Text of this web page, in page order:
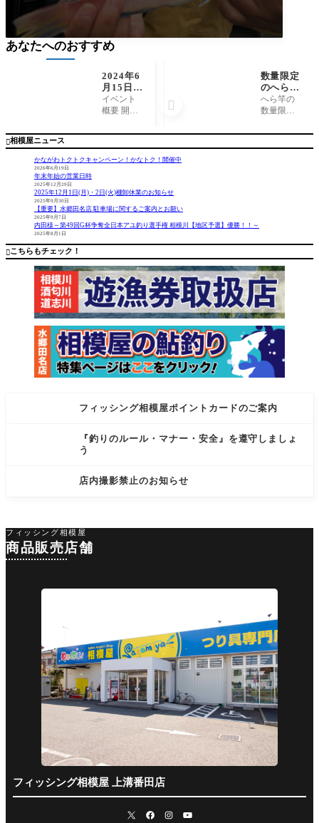
相模屋ニュース
かながわトクトクキャンペーン！かなトク！開催中
2026年6月19日
年末年始の営業日時
2025年12月29日
2025年12月1日(月)・2日(火)棚卸休業のお知らせ
2025年9月30日
【重要】水郷田名店 駐車場に関するご案内とお願い
2025年9月7日
内田様～第49回G杯争奪全日本アユ釣り選手権 相模川【地区予選】優勝！！～
2025年8月1日
こちらもチェック！
フィッシング相模屋ポイントカードのご案内
『釣りのルール・マナー・安全』を遵守しましょ
う
店内撮影禁止のお知らせ
あなたへのおすすめ
2024年6
月15日
（土）16
日（日）
ーイベン
イベント
概要 開催
年6月15日
9時 2024年
5時 開催場
シング相
模屋上溝
へらコー
ナー 参
数量限定
のへら竿
お買い得
品！早い
す！
へら竿の
数量限定
い得品！
次第終了
早い者勝

フィッシング相模屋
商品販売店舗
フィッシング相模屋 上溝番田店